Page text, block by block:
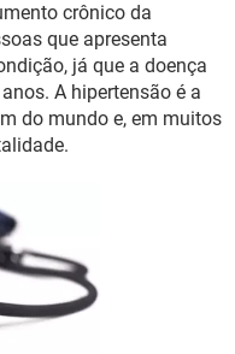
crônico da
que apresenta
já que a doença
A hipertensão é a
do mundo e, em muitos